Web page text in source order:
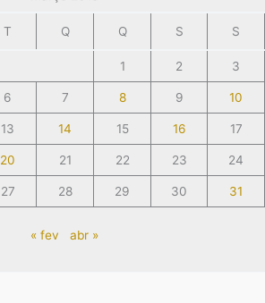
T Q Q S S
1 2 3
6 7 8 9 10
13 14 15 16 17
20 21 22 23 24
27 28 29 30 31
« fev abr »